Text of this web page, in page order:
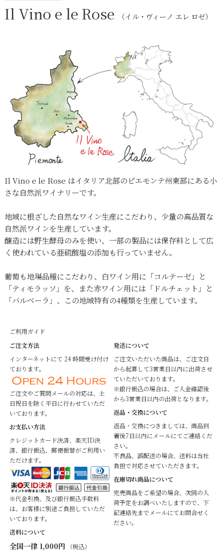
Il Vino e le Rose （イル・ヴィーノ エレ ロゼ）
Il Vino e le Rose はイタリア北部のピエモンテ州東部にある小
さな自然派ワイナリーです。
地域に根ざした自然なワイン生産にこだわり、少量の高品質な
自然派ワインを生産しています。
醸造には野生酵母のみを使い、一部の製品には保存料として広
く使われている亜硫酸塩の添加も行っていません。
葡萄も地場品種にこだわり、白ワイン用に「コルテーゼ」と
「ティモラッソ」を、また赤ワイン用には「ドルチェット」と
「バルベーラ」、この地域特有の4種類を生産しています。
ご利用ガイド
ご注文方法
インターネットにて 24 時間受け付け
ております。
ご注文やご質問メールの対応は、土
日祝日を除く平日に行わせていただ
いております。
お支払い方法
クレジットカード決済、楽天ID決
済、銀行振込、郵便振替がご利用い
ただけます。
※代金引換、及び銀行振込手数料
は、お客様に別途ご負担していただ
いております。
送料について
全国一律 1,000円 （税込）
発送について
ご注文いただいた商品は、ご注文日
から起算して3営業日以内に出荷させ
ていただいております。
※銀行振込の場合は、ご入金確認後
から3営業日以内の出荷となります。
返品・交換について
返品・交換につきましては、商品到
着後7日以内にメールにてご連絡くだ
さい。
不良品、誤配送の場合、送料は当社
負担で対応させていただきます。
在庫切れ商品について
完売商品をご希望の場合、次回の入
荷予定をお調べいたしますので、下
記連絡先までメールにてお問合せく
ださい。